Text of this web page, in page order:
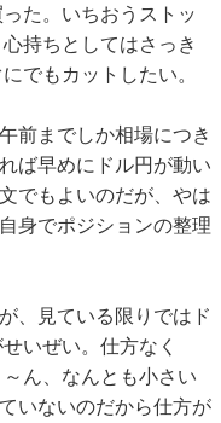
た。いちおうストッ
持ちとしてはさっき
でもカットしたい。
前までしか相場につき
ば早めにドル円が動い
でもよいのだが、やは
身でポジションの整理
、見ている限りではド
いぜい。仕方なく
ん、なんとも小さい
いないのだから仕方が